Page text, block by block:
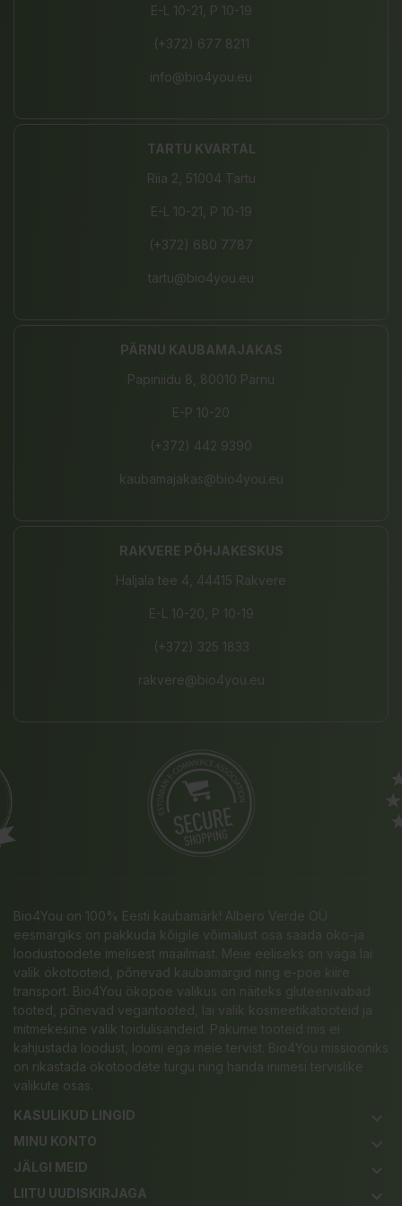
E-L 10-21, P 10-19
(+372) 677 8211
info@bio4you.eu
TARTU KVARTAL
Riia 2, 51004 Tartu
E-L 10-21, P 10-19
(+372) 680 7787
tartu@bio4you.eu
PÄRNU KAUBAMAJAKAS
Papiniidu 8, 80010 Pärnu
E-P 10-20
(+372) 442 9390
kaubamajakas@bio4you.eu
RAKVERE PÕHJAKESKUS
Haljala tee 4, 44415 Rakvere
E-L 10-20, P 10-19
(+372) 325 1833
rakvere@bio4you.eu
Bio4You on 100% Eesti kaubamärk! Albero Verde OÜ
eesmärgiks on pakkuda kõigile võimalust osa saada öko-ja
loodustoodete imelisest maailmast. Meie eeliseks on väga lai
valik ökotooteid, põnevad kaubamärgid ning e-poe kiire
transport. Bio4You ökopoe valikus on näiteks gluteenivabad
tooted, põnevad vegantooted, lai valik kosmeetikatooteid ja
mitmekesine valik toidulisandeid. Pakume tooteid mis ei
kahjustada loodust, loomi ega meie tervist. Bio4You missiooniks
on rikastada ökotoodete turgu ning harida inimesi tervislike
valikute osas.
KASULIKUD LINGID
keyboard_arrow_down
MINU KONTO keyboard_arrow_down
JÄLGI MEID keyboard_arrow_down
LIITU UUDISKIRJAGA keyboard_arrow_down